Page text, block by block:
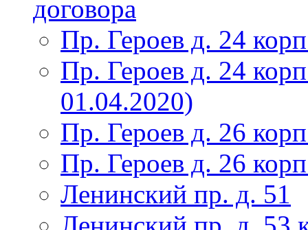
договора
Пр. Героев д. 24
Пр. Героев д. 24
01.04.2020)
Пр. Героев д. 26
Пр. Героев д. 26
Ленинский пр. д. 51